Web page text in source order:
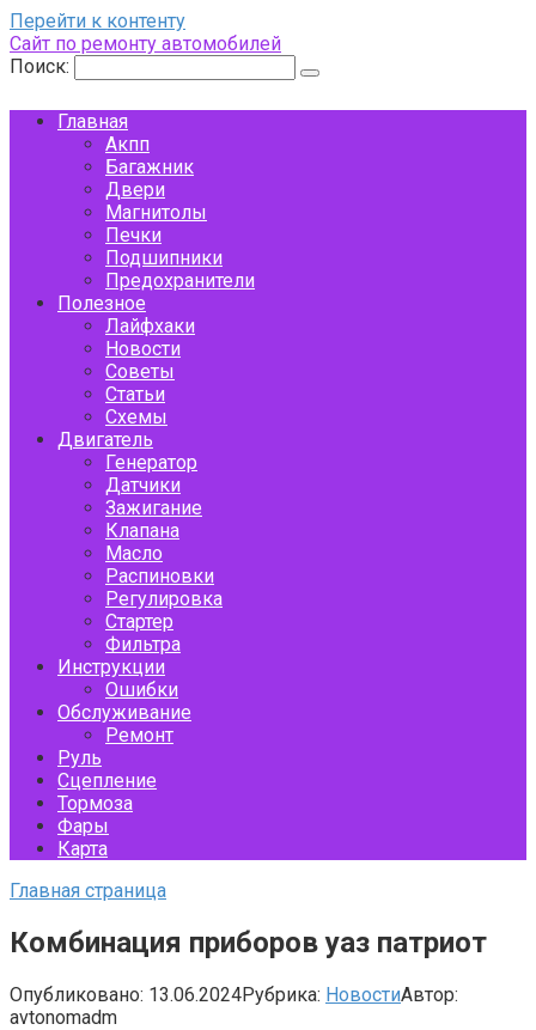
Перейти к контенту
Сайт по ремонту автомобилей
Поиск:
Главная
Акпп
Багажник
Двери
Магнитолы
Печки
Подшипники
Предохранители
Полезное
Лайфхаки
Новости
Советы
Статьи
Схемы
Двигатель
Генератор
Датчики
Зажигание
Клапана
Масло
Распиновки
Регулировка
Стартер
Фильтра
Инструкции
Ошибки
Обслуживание
Ремонт
Руль
Сцепление
Тормоза
Фары
Карта
Главная страница
Комбинация приборов уаз патриот
Опубликовано: 13.06.2024Рубрика: НовостиАвтор:
avtonomadm